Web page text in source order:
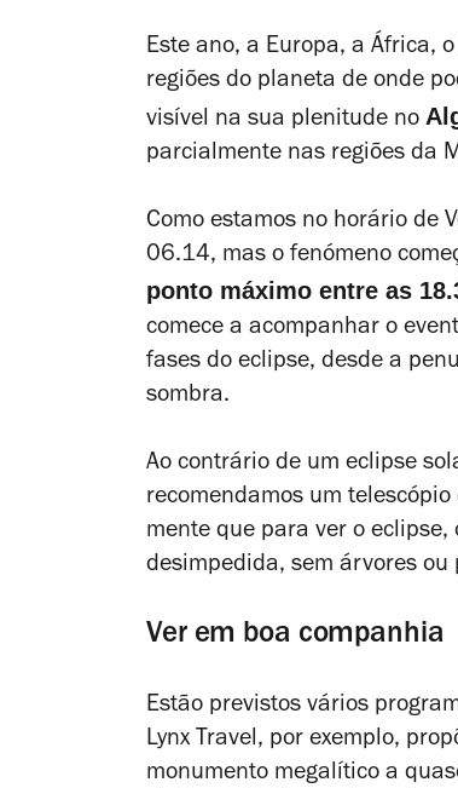
Este ano, a Europa, a África,
regiões do planeta de onde
visível na sua plenitude no
parcialmente nas regiões da
Como estamos no horário de
06.14, mas o fenómeno
ponto máximo entre as
comece a acompanhar o
fases do eclipse, desde a
sombra.
Ao contrário de um eclipse
recomendamos um
mente que para ver o
desimpedida, sem árvores ou
Ver em boa companhia
Estão previstos vários
Lynx Travel, por exemplo,
monumento megalítico a